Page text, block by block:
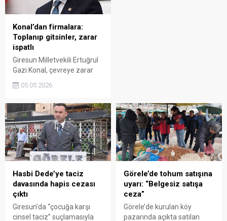
ve tribün olayları sonrası
hakem maçı tatil etti.
Konal’dan firmalara:
Toplanıp gitsinler, zarar
ispatlı
Giresun Milletvekili Ertuğrul
Gazi Konal, çevreye zarar
açıklamalarda bulundu.
işletmelerin yalnızca devlete
ceza ödemekle kalmaması
gerektiğini belirterek,
ödedikleri cezanın 10 katını
bölge halkına vermesi
gerektiğini söyledi.
05.05.2026
Hasbi Dede’ye taciz
davasında hapis cezası
çıktı
Giresun’da “çocuğa karşı
cinsel taciz” suçlamasıyla
Görele’de tohum satışına
uyarı: “Belgesiz satışa
ceza”
Görele’de kurulan köy
pazarında açıkta satılan